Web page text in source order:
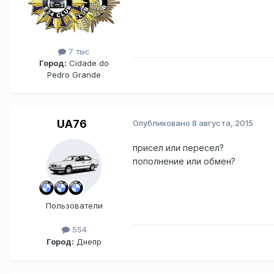
7 тыс
Город: Cidade do
Pedro Grande
UA76
Пользователи
554
Город: Днепр
Опубликовано 8 августа, 2015
присел или пересел?
пополнение или обмен?